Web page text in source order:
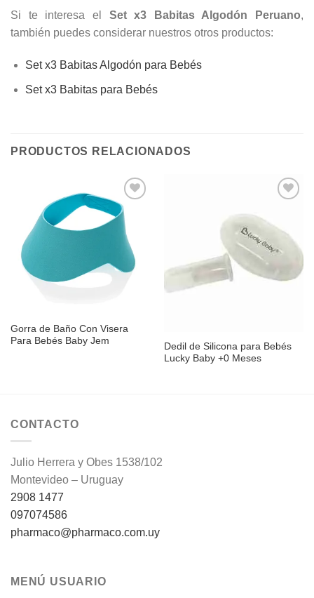
Si te interesa el Set x3 Babitas Algodón Peruano,
también puedes considerar nuestros otros productos:
Set x3 Babitas Algodón para Bebés
Set x3 Babitas para Bebés
PRODUCTOS RELACIONADOS
Añadir
a la
lista de
deseos
Gorra de Baño Con Visera
Para Bebés Baby Jem
Añadir
a la
Dedil de Silicona para Bebés
Lucky Baby +0 Meses
CONTACTO
Julio Herrera y Obes 1538/102
Montevideo – Uruguay
2908 1477
097074586
pharmaco@pharmaco.com.uy
MENÚ USUARIO